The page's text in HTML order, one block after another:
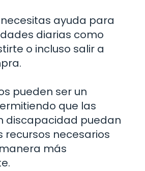
ayuda para
diarias como
o incluso salir a
pueden ser un
que las
discapacidad puedan
recursos necesarios
más